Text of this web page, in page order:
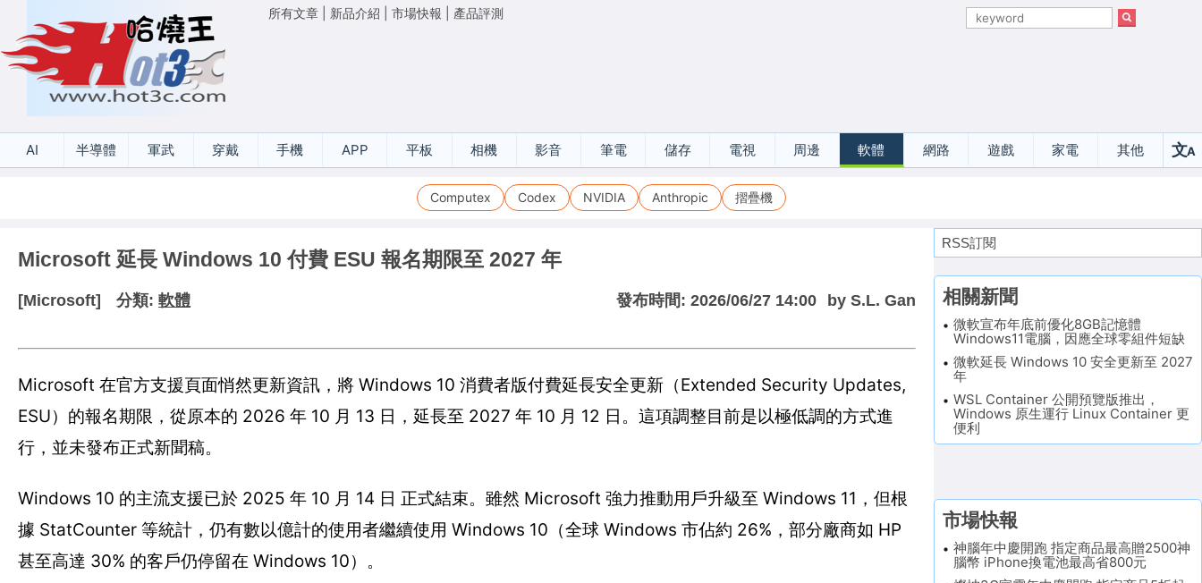
所有文章 新品介紹 市場快報 產品評測
AI 半導體 軍武 穿戴 手機 APP 平板 相機 影音 筆電 儲存 電視 周邊 軟體 網路 遊戲 家電 其他 文A
Computex Codex NVIDIA Anthropic 摺疊機
Microsoft 延長 Windows 10 付費 ESU 報名期限至 2027 年
[Microsoft] 分類: 軟體 發布時間: 2026/06/27 14:00 by S.L. Gan
Microsoft 在官方支援頁面悄然更新資訊，將 Windows 10 消費者版付費延長安全更新（Extended Security Updates,
ESU）的報名期限，從原本的 2026 年 10 月 13 日，延長至 2027 年 10 月 12 日。這項調整目前是以極低調的方式進
行，並未發布正式新聞稿。
Windows 10 的主流支援已於 2025 年 10 月 14 日 正式結束。雖然 Microsoft 強力推動用戶升級至 Windows 11，但根
據 StatCounter 等統計，仍有數以億計的使用者繼續使用 Windows 10（全球 Windows 市佔約 26%，部分廠商如 HP
甚至高達 30% 的客戶仍停留在 Windows 10）。
RSS訂閱
相關新聞
微軟宣布年底前優化8GB記憶體
Windows11電腦，因應全球零組件短缺
微軟延長 Windows 10 安全更新至 2027
年
WSL Container 公開預覽版推出，
Windows 原生運行 Linux Container 更
便利
市場快報
神腦年中慶開跑 指定商品最高贈2500神
腦幣 iPhone換電池最高省800元